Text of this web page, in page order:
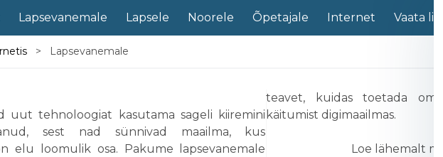
Lapsevanemale Lapsele Noorele Õpetajale Internet Vaata
Lapsevanemale
uut tehnoloogiat kasutama sageli kiiremini
sest nad sünnivad maailma, kus
elu loomulik osa. Pakume lapsevanemale
teavet, kuidas toetada
käitumist digimaailmas.
Loe lähemalt